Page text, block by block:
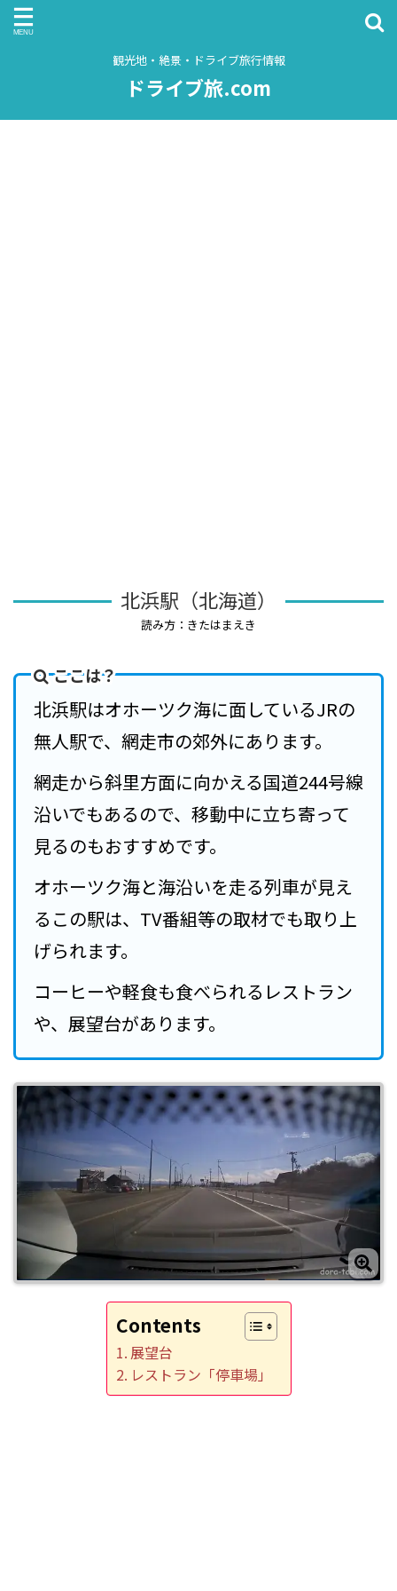
観光地・絶景・ドライブ旅行情報
ドライブ旅.com
北浜駅（北海道）
読み方：きたはまえき
ここは？
北浜駅はオホーツク海に面しているJRの
無人駅で、網走市の郊外にあります。
網走から斜里方面に向かえる国道244号線
沿いでもあるので、移動中に立ち寄って
見るのもおすすめです。
オホーツク海と海沿いを走る列車が見え
るこの駅は、TV番組等の取材でも取り上
げられます。
コーヒーや軽食も食べられるレストラン
や、展望台があります。
Contents
展望台
レストラン「停車場」